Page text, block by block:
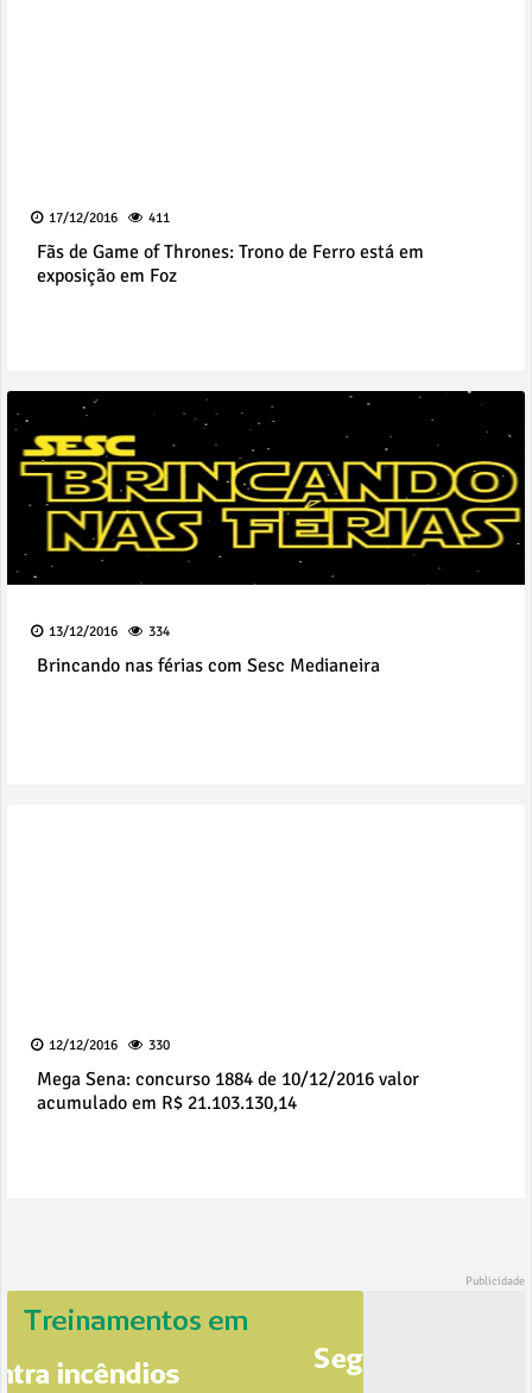
17/12/2016 411
Fãs de Game of Thrones: Trono de Ferro está em
exposição em Foz
13/12/2016 334
Brincando nas férias com Sesc Medianeira
12/12/2016 330
Mega Sena: concurso 1884 de 10/12/2016 valor
acumulado em R$ 21.103.130,14